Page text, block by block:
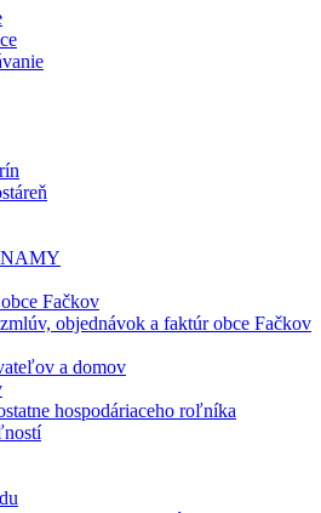
Fačkov
objednávok a faktúr obce Fačkov
a domov
hospodáriaceho roľníka